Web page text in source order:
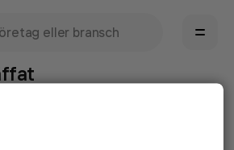
och snabbare kan avhjälpa det.